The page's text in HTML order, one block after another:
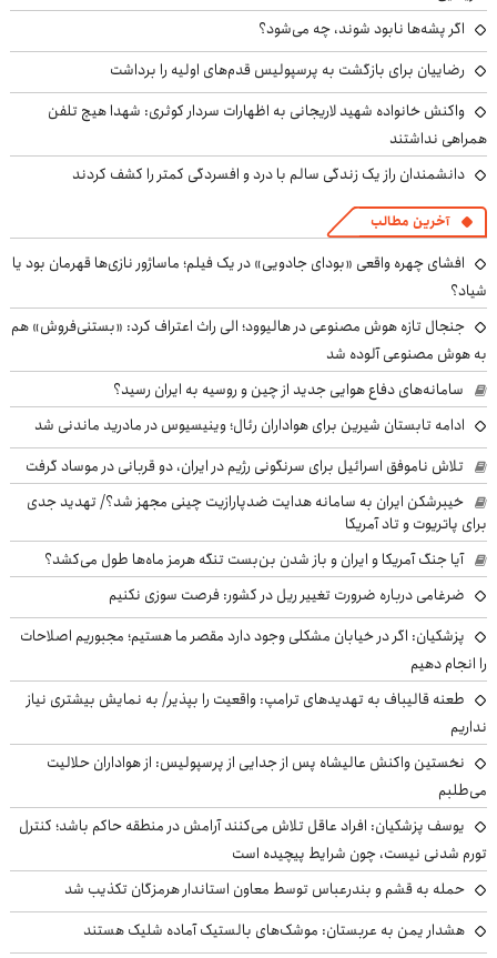
اگر پشه‌ها نابود شوند، چه می‌شود؟
رضاییان برای بازگشت به پرسپولیس قدم‌های اولیه را برداشت
واکنش خانواده شهید لاریجانی به اظهارات سردار کوثری: شهدا هیچ تلفن
همراهی نداشتند
دانشمندان راز یک زندگی سالم با درد و افسردگی کمتر را کشف کردند
آخرین مطالب
افشای چهره واقعی «بودای جادویی» در یک فیلم؛ ماساژور نازی‌ها قهرمان بود یا
شیاد؟
جنجال تازه هوش مصنوعی در هالیوود؛ الی راث اعتراف کرد: «بستنی‌فروش» هم
به هوش مصنوعی آلوده شد
سامانه‌های دفاع هوایی جدید از چین و روسیه به ایران رسید؟
ادامه تابستان شیرین برای هواداران رئال؛ وینیسیوس در مادرید ماندنی شد
تلاش ناموفق اسرائیل برای سرنگونی رژیم در ایران، دو قربانی در موساد گرفت
خیبرشکن ایران به سامانه هدایت ضدپارازیت چینی مجهز شد؟/ تهدید جدی
برای پاتریوت و تاد آمریکا
آیا جنگ آمریکا و ایران و باز شدن بن‌بست تنگه هرمز ماه‌ها طول می‌کشد؟
ضرغامی درباره ضرورت تغییر ریل در کشور: فرصت سوزی نکنیم
پزشکیان: اگر در خیابان مشکلی وجود دارد مقصر ما هستیم؛ مجبوریم اصلاحات
را انجام دهیم
طعنه قالیباف به تهدیدهای ترامپ: واقعیت را بپذیر/ به نمایش بیشتری نیاز
نداریم
نخستین واکنش عالیشاه پس از جدایی از پرسپولیس: از هواداران حلالیت
می‌طلبم
یوسف پزشکیان: افراد عاقل تلاش می‌کنند آرامش در منطقه حاکم باشد؛ کنترل
تورم شدنی نیست، چون شرایط پیچیده است
حمله به قشم و بندرعباس توسط معاون استاندار هرمزگان تکذیب شد
هشدار یمن به عربستان: موشک‌های بالستیک آماده شلیک هستند